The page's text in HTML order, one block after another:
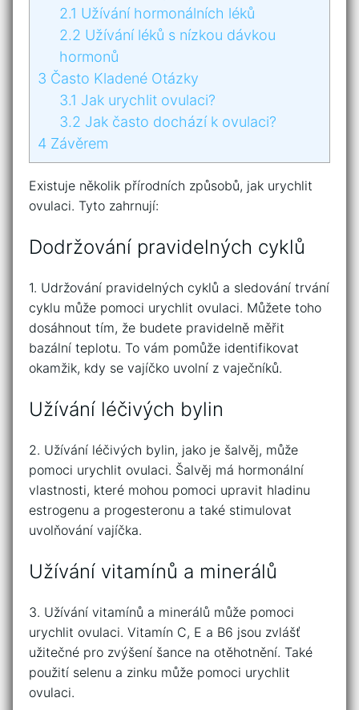
2.1 Užívání hormonálních léků
2.2 Užívání léků s nízkou dávkou
hormonů
3 Často Kladené Otázky
3.1 Jak urychlit ovulaci?
3.2 Jak často dochází k ovulaci?
4 Závěrem
Existuje několik přírodních způsobů, jak urychlit
ovulaci. Tyto zahrnují:
Dodržování pravidelných cyklů
1. Udržování pravidelných cyklů a sledování trvání
cyklu může pomoci urychlit ovulaci. Můžete toho
dosáhnout tím, že budete pravidelně měřit
bazální teplotu. To vám pomůže identifikovat
okamžik, kdy se vajíčko uvolní z vaječníků.
Užívání léčivých bylin
2. Užívání léčivých bylin, jako je šalvěj, může
pomoci urychlit ovulaci. Šalvěj má hormonální
vlastnosti, které mohou pomoci upravit hladinu
estrogenu a progesteronu a také stimulovat
uvolňování vajíčka.
Užívání vitamínů a minerálů
3. Užívání vitamínů a minerálů může pomoci
urychlit ovulaci. Vitamín C, E a B6 jsou zvlášť
užitečné pro zvýšení šance na otěhotnění. Také
použití selenu a zinku může pomoci urychlit
ovulaci.